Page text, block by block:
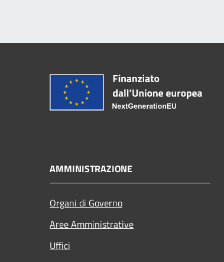
AMMINISTRAZIONE
Organi di Governo
Aree Amministrative
Uffici